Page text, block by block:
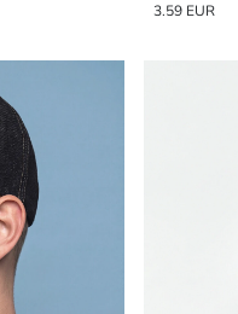
3.59 EUR